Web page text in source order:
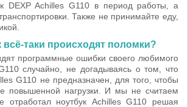
DEXP Achilles G110 в период работы, а
Также не принимайте еду,
всё-таки происходят поломки?
программные ошибки своего любимого
случайно, не догадываясь о том, что
G110 не предназначен, для того, чтобы
повышенной нагрузки. И мы не считаем
отработал ноутбук Achilles G110 решая